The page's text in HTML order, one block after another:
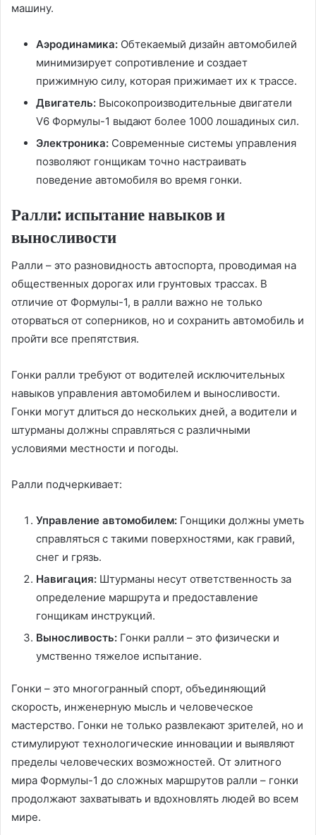
машину.
Аэродинамика: Обтекаемый дизайн автомобилей
минимизирует сопротивление и создает
прижимную силу, которая прижимает их к трассе.
Двигатель: Высокопроизводительные двигатели
V6 Формулы-1 выдают более 1000 лошадиных сил.
Электроника: Современные системы управления
позволяют гонщикам точно настраивать
поведение автомобиля во время гонки.
Ралли: испытание навыков и
выносливости
Ралли – это разновидность автоспорта, проводимая на
общественных дорогах или грунтовых трассах. В
отличие от Формулы-1, в ралли важно не только
оторваться от соперников, но и сохранить автомобиль и
пройти все препятствия.
Гонки ралли требуют от водителей исключительных
навыков управления автомобилем и выносливости.
Гонки могут длиться до нескольких дней, а водители и
штурманы должны справляться с различными
условиями местности и погоды.
Ралли подчеркивает:
Управление автомобилем: Гонщики должны уметь
справляться с такими поверхностями, как гравий,
снег и грязь.
Навигация: Штурманы несут ответственность за
определение маршрута и предоставление
гонщикам инструкций.
Выносливость: Гонки ралли – это физически и
умственно тяжелое испытание.
Гонки – это многогранный спорт, объединяющий
скорость, инженерную мысль и человеческое
мастерство. Гонки не только развлекают зрителей, но и
стимулируют технологические инновации и выявляют
пределы человеческих возможностей. От элитного
мира Формулы-1 до сложных маршрутов ралли – гонки
продолжают захватывать и вдохновлять людей во всем
мире.